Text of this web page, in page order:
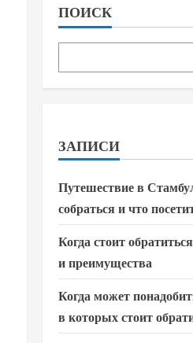
ПОИСК
ЗАПИСИ
Путешествие в
собраться и что
Когда стоит
и преимущества
Когда может
в которых стоит